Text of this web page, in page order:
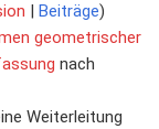
Beiträge
geometrischer
nach
Weiterleitung